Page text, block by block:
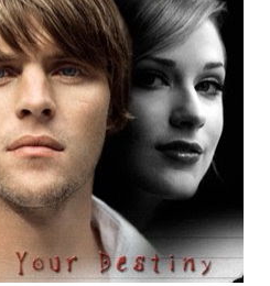
segundo llamado "Death Note
22 de agosto de 2008 en
de la misma serie. Bueno,
en algún momento se llega a
se trato de algo con buen